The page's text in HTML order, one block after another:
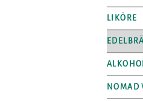
LIKÖRE
NOMAD